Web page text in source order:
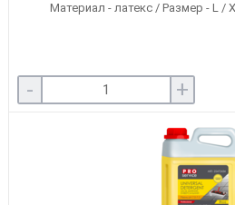
Материал - латекс / Размер - L /
- +